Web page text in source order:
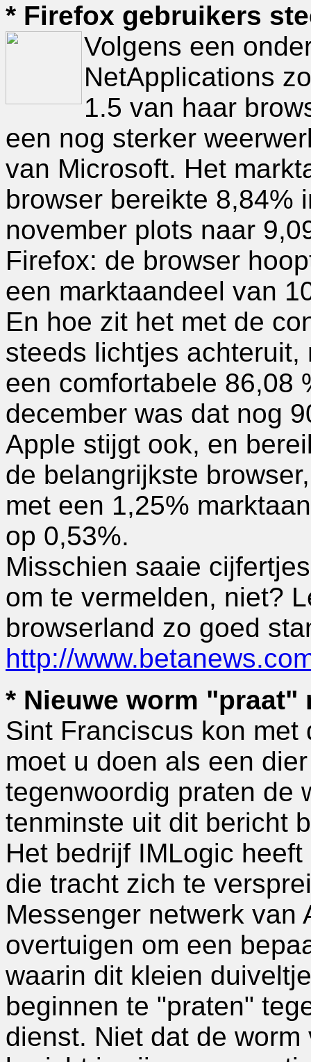
* Firefox gebruikers
Volgens een
NetApplications
1.5 van haar
een nog sterker
van Microsoft. Het
browser bereikte 8,84%
november plots naar
Firefox: de browser
een marktaandeel van
En hoe zit het met de
steeds lichtjes
een comfortabele 86,08
december was dat nog
Apple stijgt ook, en
de belangrijkste
met een 1,25%
op 0,53%.
Misschien saaie
om te vermelden, niet?
browserland zo goed
http://
* Nieuwe worm
Sint Franciscus kon
moet u doen als een
tegenwoordig praten de
tenminste uit dit bericht
Het bedrijf IMLogic
die tracht zich te
Messenger netwerk van
overtuigen om een
waarin dit kleien
beginnen te "praten"
dienst. Niet dat de